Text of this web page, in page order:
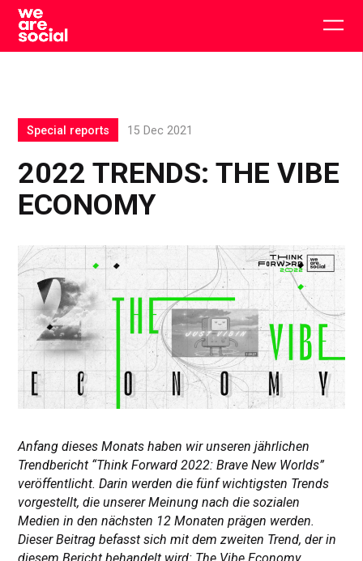
Skip
content
2022 TRENDS: THE VIBE
ECONOMY
Special reports 15 Dec 2021
Anfang dieses Monats haben wir unseren jährlichen
Trendbericht “Think Forward 2022: Brave New Worlds”
veröffentlicht. Darin werden die fünf wichtigsten Trends
vorgestellt, die unserer Meinung nach die sozialen
Medien in den nächsten 12 Monaten prägen werden.
Dieser Beitrag befasst sich mit dem zweiten Trend, der in